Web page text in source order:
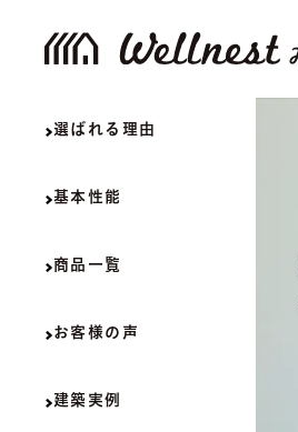
選ばれる理由
基本性能
商品一覧
お客様の声
建築実例